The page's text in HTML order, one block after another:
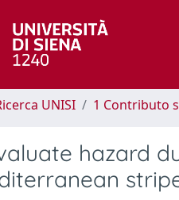
UNISI 1 Contributo
hazard